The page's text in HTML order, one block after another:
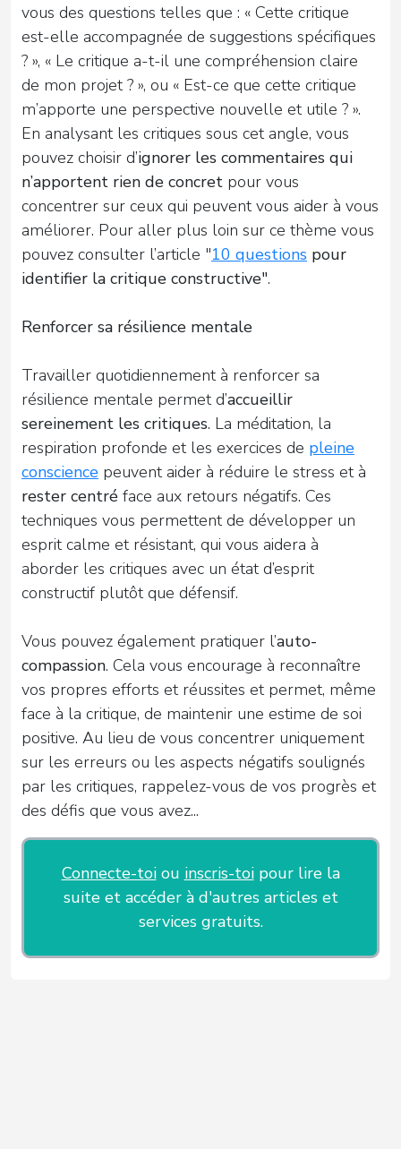
vous des questions telles que : « Cette critique
est-elle accompagnée de suggestions spécifiques
? », « Le critique a-t-il une compréhension claire
de mon projet ? », ou « Est-ce que cette critique
m’apporte une perspective nouvelle et utile ? ».
En analysant les critiques sous cet angle, vous
pouvez choisir d’ignorer les commentaires qui
n’apportent rien de concret pour vous
concentrer sur ceux qui peuvent vous aider à vous
améliorer. Pour aller plus loin sur ce thème vous
pouvez consulter l’article "10 questions pour
identifier la critique constructive".
Renforcer sa résilience mentale
Travailler quotidiennement à renforcer sa
résilience mentale permet d’accueillir
sereinement les critiques. La méditation, la
respiration profonde et les exercices de pleine
conscience peuvent aider à réduire le stress et à
rester centré face aux retours négatifs. Ces
techniques vous permettent de développer un
esprit calme et résistant, qui vous aidera à
aborder les critiques avec un état d’esprit
constructif plutôt que défensif.
Vous pouvez également pratiquer l’auto-
compassion. Cela vous encourage à reconnaître
vos propres efforts et réussites et permet, même
face à la critique, de maintenir une estime de soi
positive. Au lieu de vous concentrer uniquement
sur les erreurs ou les aspects négatifs soulignés
par les critiques, rappelez-vous de vos progrès et
des défis que vous avez...
Connecte-toiou inscris-toipour lire la
suite et accéder à d'autres articles et
services gratuits.